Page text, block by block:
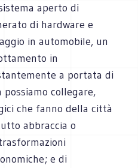
aperto di
di hardware e
in automobile, un
in
a portata di
collegare,
che fanno della città
abbraccia o
e di